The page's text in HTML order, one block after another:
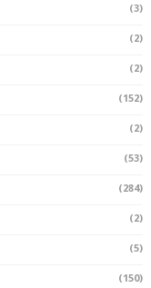
(3)
(2)
(2)
(152)
(2)
(53)
(284)
(2)
(5)
(150)